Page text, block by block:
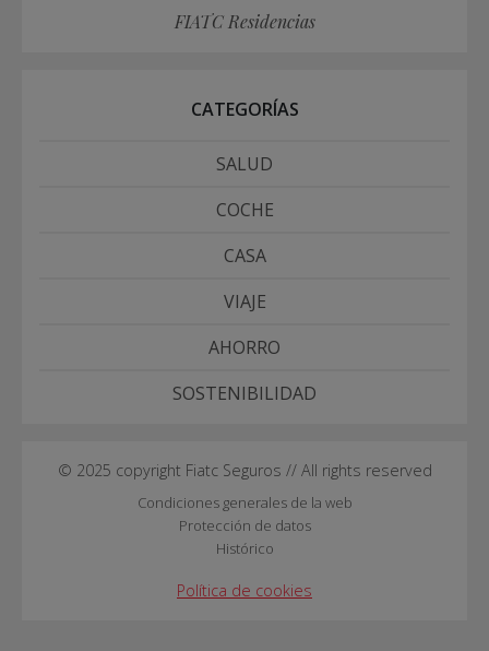
FIATC Residencias
CATEGORÍAS
SALUD
COCHE
CASA
VIAJE
AHORRO
SOSTENIBILIDAD
© 2025 copyright Fiatc Seguros // All rights reserved
Condiciones generales de la web
Protección de datos
Histórico
Política de cookies